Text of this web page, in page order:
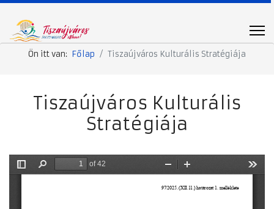
Ön itt van: Főlap Tiszaújváros Kulturális Stratégiája
Tiszaújváros Kulturális
Stratégiája